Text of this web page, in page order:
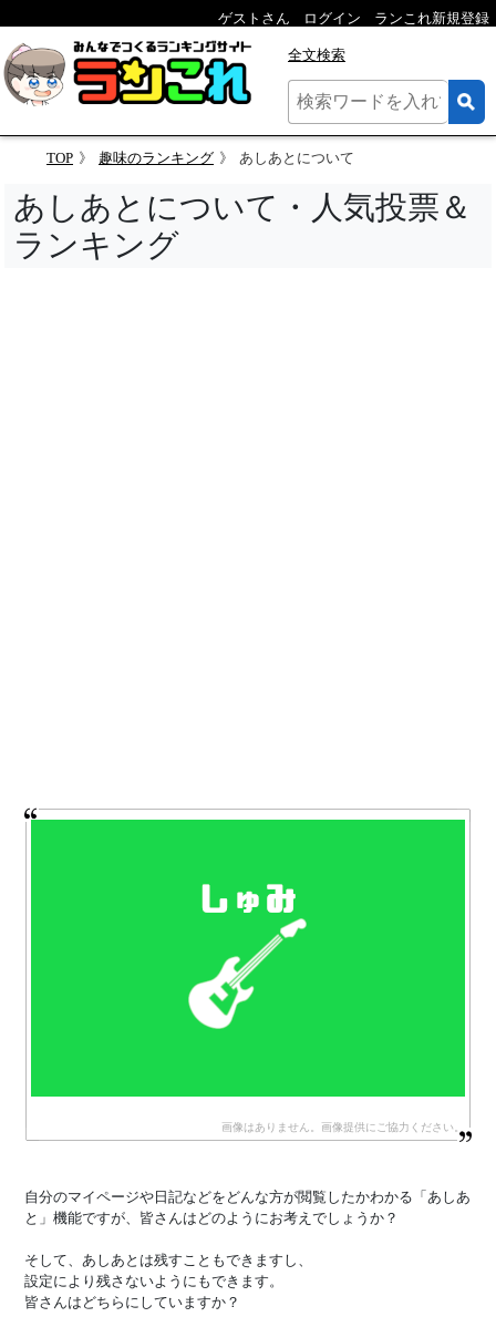
ゲストさん ログイン ランこれ新規登録
全文検索
TOP 趣味のランキング あしあとについて
あしあとについて・人気投票＆
ランキング
自分のマイページや日記などをどんな方が閲覧したかわかる「あしあ
と」機能ですが、皆さんはどのようにお考えでしょうか？
そして、あしあとは残すこともできますし、
設定により残さないようにもできます。
皆さんはどちらにしていますか？